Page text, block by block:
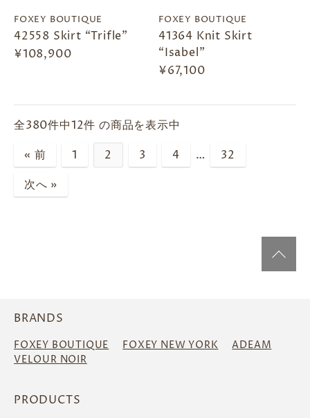
FOXEY BOUTIQUE
42558 Skirt “Trifle”
¥108,900
FOXEY BOUTIQUE
41364 Knit Skirt
“Isabel"
¥67,100
全380件中12件 の商品を表示中
« 前
1 2 3 4 …
32
次へ »
BRANDS
FOXEY BOUTIQUE FOXEY NEW YORK
ADEAM
VELOUR NOIR
PRODUCTS